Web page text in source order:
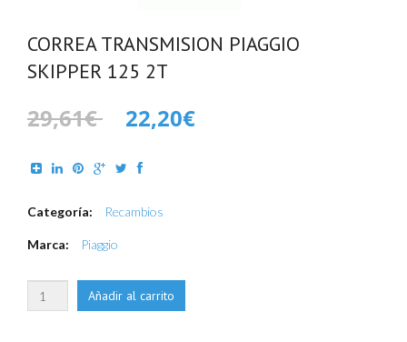
CORREA TRANSMISION PIAGGIO
SKIPPER 125 2T
29,61€ 22,20€
Categoría: Recambios
Marca: Piaggio